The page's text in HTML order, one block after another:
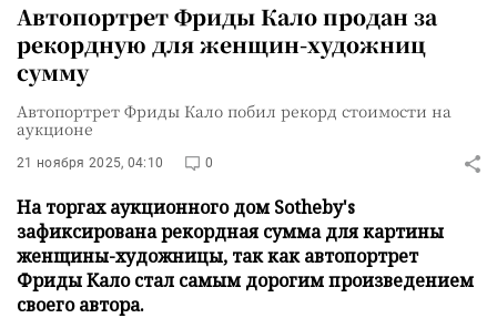
Автопортрет Фриды Кало продан за
рекордную для женщин-художниц
сумму
Автопортрет Фриды Кало побил рекорд стоимости на
аукционе
21 ноября 2025, 04:10 0
На торгах аукционного дом Sotheby's
зафиксирована рекордная сумма для картины
женщины-художницы, так как автопортрет
Фриды Кало стал самым дорогим произведением
своего автора.